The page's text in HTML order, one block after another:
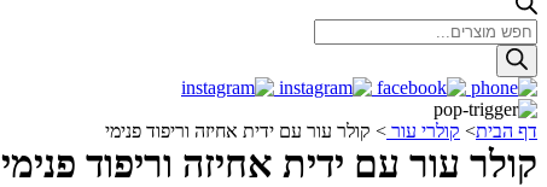
Products
search
דף הבית> קולרי עור > קולר עור עם ידית אחיזה וריפוד פנימי
קולר עור עם ידית אחיזה וריפוד פנימי